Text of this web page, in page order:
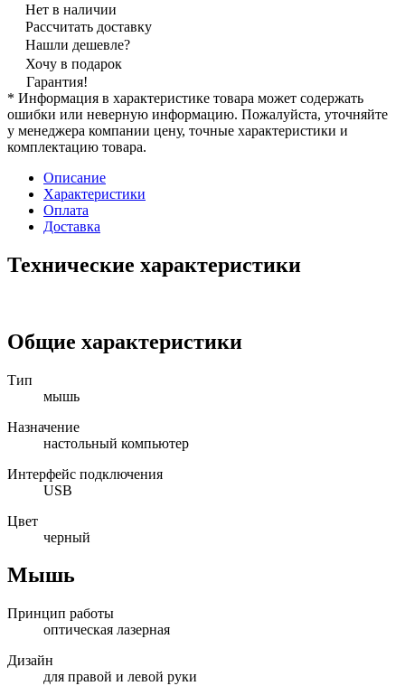
Нет в наличии
Рассчитать доставку
Нашли дешевле?
Хочу в подарок
Гарантия!
* Информация в характеристике товара может содержать
ошибки или неверную информацию. Пожалуйста, уточняйте
у менеджера компании цену, точные характеристики и
комплектацию товара.
Описание
Характеристики
Оплата
Доставка
Технические характеристики
Общие характеристики
Тип
мышь
Назначение
настольный компьютер
Интерфейс подключения
USB
Цвет
черный
Мышь
Принцип работы
оптическая лазерная
Дизайн
для правой и левой руки